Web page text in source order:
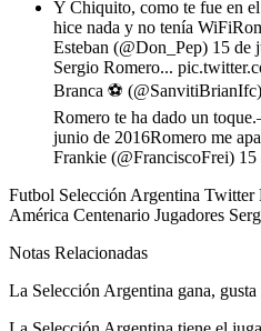
Y Chiquito, como te fue en
hice nada y no tenía
Esteban (@Don_Pep) 15 de
Sergio Romero...
Branca ⚽
Romero te ha dado un
junio de 2016Romero me
Frankie (@FranciscoFrei)
Futbol Selección Argentina Twitter
América Centenario Jugadores
Notas Relacionadas
La Selección Argentina gana, gusta